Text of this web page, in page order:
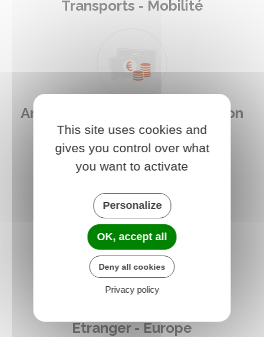
Transports - Mobilité
Argent - Impôts - Consommation
Justice
Étranger - Europe
This site uses cookies and
gives you control over what
you want to activate
Personalize
OK, accept all
Deny all cookies
Privacy policy